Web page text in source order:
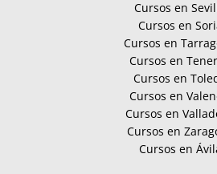
Cursos en
Cursos en
Cursos en
Cursos en
Cursos en
Cursos en
Cursos en
Cursos en
Cursos en